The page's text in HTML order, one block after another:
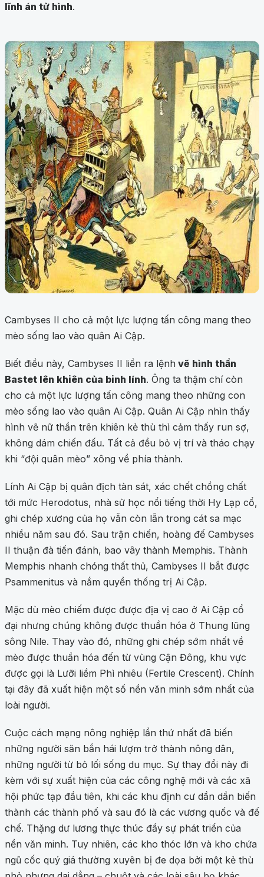
lĩnh án tử hình.
Cambyses II cho cả một lực lượng tấn công mang theo
mèo sống lao vào quân Ai Cập.
Biết điều này, Cambyses II liền ra lệnh vẽ hình thần
Bastet lên khiên của binh lính. Ông ta thậm chí còn
cho cả một lực lượng tấn công mang theo những con
mèo sống lao vào quân Ai Cập. Quân Ai Cập nhìn thấy
hình vẽ nữ thần trên khiên kẻ thù thì cảm thấy run sợ,
không dám chiến đấu. Tất cả đều bỏ vị trí và tháo chạy
khi “đội quân mèo” xông về phía thành.
Lính Ai Cập bị quân địch tàn sát, xác chết chồng chất
tới mức Herodotus, nhà sử học nổi tiếng thời Hy Lạp cổ,
ghi chép xương của họ vẫn còn lẫn trong cát sa mạc
nhiều năm sau đó. Sau trận chiến, hoàng đế Cambyses
II thuận đà tiến đánh, bao vây thành Memphis. Thành
Memphis nhanh chóng thất thủ, Cambyses II bắt được
Psammenitus và nắm quyền thống trị Ai Cập.
Mặc dù mèo chiếm được được địa vị cao ở Ai Cập cổ
đại nhưng chúng không được thuần hóa ở Thung lũng
sông Nile. Thay vào đó, những ghi chép sớm nhất về
mèo được thuần hóa đến từ vùng Cận Đông, khu vực
được gọi là Lưỡi liềm Phì nhiêu (Fertile Crescent). Chính
tại đây đã xuất hiện một số nền văn minh sớm nhất của
loài người.
Cuộc cách mạng nông nghiệp lần thứ nhất đã biến
những người săn bắn hái lượm trở thành nông dân,
những người từ bỏ lối sống du mục. Sự thay đổi này đi
kèm với sự xuất hiện của các công nghệ mới và các xã
hội phức tạp đầu tiên, khi các khu định cư dần dần biến
thành các thành phố và sau đó là các vương quốc và đế
chế. Thặng dư lương thực thúc đẩy sự phát triển của
nền văn minh. Tuy nhiên, các kho thóc lớn và kho chứa
ngũ cốc quý giá thường xuyên bị đe dọa bởi một kẻ thù